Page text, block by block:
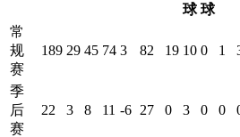
球 球
常
规
赛
189 29 45 74 3 82 19 10 0 1
季
后
赛
22 3 8 11 -6 27 0 3 0 0